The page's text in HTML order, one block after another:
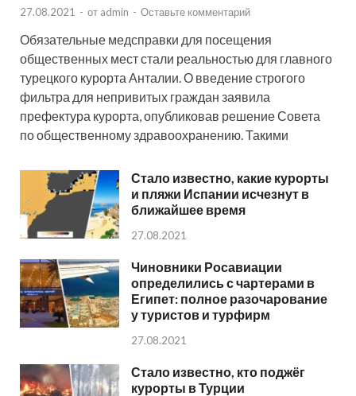
27.08.2021 - от admin - Оставьте комментарий
Обязательные медсправки для посещения
общественных мест стали реальностью для главного
турецкого курорта Анталии. О введение строгого
фильтра для непривитых граждан заявила
префектура курорта, опубликовав решение Совета
по общественному здравоохранению. Такими
Стало известно, какие курорты
и пляжи Испании исчезнут в
ближайшее время
27.08.2021
Чиновники Росавиации
определились с чартерами в
Египет: полное разочарование
у туристов и турфирм
27.08.2021
Стало известно, кто поджёг
курорты в Турции